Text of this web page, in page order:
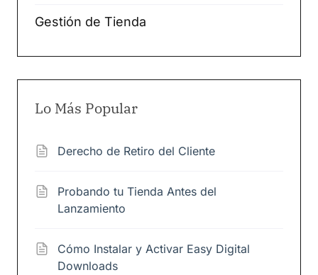
Gestión de Tienda
Lo Más Popular
Derecho de Retiro del Cliente
Probando tu Tienda Antes del
Lanzamiento
Cómo Instalar y Activar Easy Digital
Downloads